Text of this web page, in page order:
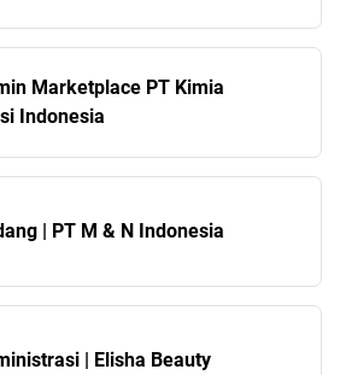
Marketplace PT Kimia
Indonesia
| PT M & N Indonesia
| Elisha Beauty